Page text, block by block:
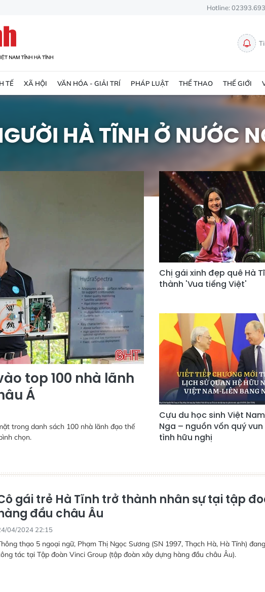
Hotline:
TẾ XÃ HỘI VĂN HÓA - GIẢI TRÍ PHÁP LUẬT THỂ THAO THẾ GIỚI
HÀ TĨNH Ở NƯỚC
top 100 nhà lãnh
Á
trong danh sách 100 nhà lãnh đạo thế
chọn.
Chị gái xinh đẹp quê Hà
thành 'Vua tiếng Việt'
Cựu du học sinh Việt
Nga – nguồn vốn quý
tình hữu nghị
gái trẻ Hà Tĩnh trở thành nhân sự tại tập
đầu châu Âu
04/2024 22:15
thạo 5 ngoại ngữ, Phạm Thị Ngọc Sương (SN 1997, Thạch Hà, Hà Tĩnh) đang
tác tại Tập đoàn Vinci Group (tập đoàn xây dựng hàng đầu châu Âu).